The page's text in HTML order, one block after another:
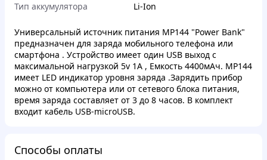
Тип аккумулятора
Li-Ion
Универсальный источник питания MP144 "Power Bank"
предназначен для заряда мобильного телефона или
смартфона . Устройство имеет один USB выход с
максимальной нагрузкой 5v 1A , Емкость 4400мАч. MP144
имеет LED индикатор уровня заряда .Зарядить прибор
можно от компьютера или от сетевого блока питания,
время заряда составляет от 3 до 8 часов. В комплект
входит кабель USB-microUSB.
Способы оплаты